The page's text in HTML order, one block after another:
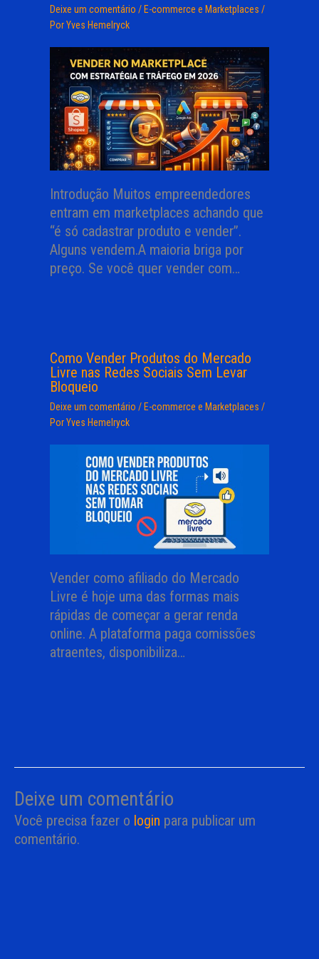
Deixe um comentário / E-commerce e Marketplaces /
PorYves Hemelryck
Introdução Muitos empreendedores
entram em marketplaces achando que
“é só cadastrar produto e vender”.
Alguns vendem.A maioria briga por
preço. Se você quer vender com…
Como Vender Produtos do Mercado
Livre nas Redes Sociais Sem Levar
Bloqueio
Deixe um comentário / E-commerce e Marketplaces /
PorYves Hemelryck
Vender como afiliado do Mercado
Livre é hoje uma das formas mais
rápidas de começar a gerar renda
online. A plataforma paga comissões
atraentes, disponibiliza…
Deixe um comentário
Você precisa fazer o login para publicar um
comentário.